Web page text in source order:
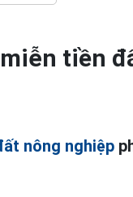
tiền
nông nghiệp